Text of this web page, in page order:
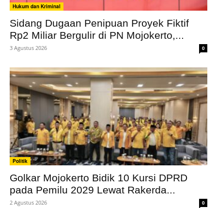
Hukum dan Kriminal
Sidang Dugaan Penipuan Proyek Fiktif
Rp2 Miliar Bergulir di PN Mojokerto,...
3 Agustus 2026 0
Politik
Golkar Mojokerto Bidik 10 Kursi DPRD
pada Pemilu 2029 Lewat Rakerda...
2 Agustus 2026 0